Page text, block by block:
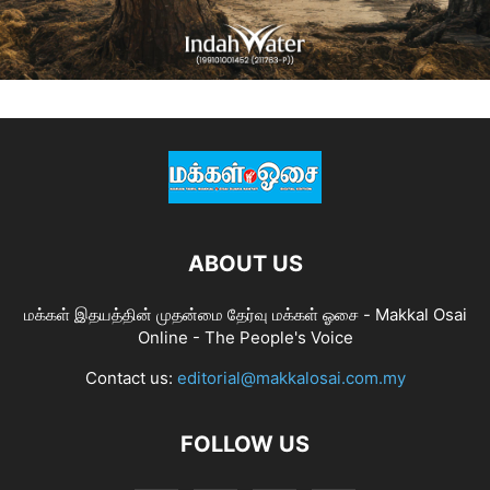
ABOUT US
மக்கள் இதயத்தின் முதன்மை தேர்வு மக்கள் ஓசை - Makkal Osai
Online - The People's Voice
Contact us: editorial@makkalosai.com.my
FOLLOW US